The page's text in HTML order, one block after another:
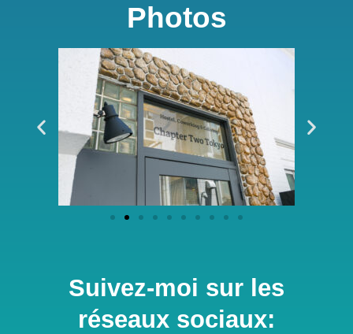
Photos
Suivez-moi sur les
réseaux sociaux: